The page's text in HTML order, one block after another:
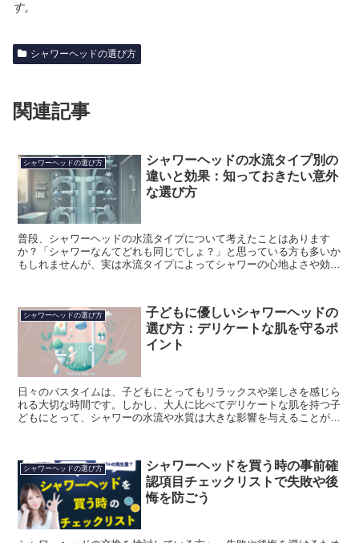
す。
シャワーヘッドの選び方
関連記事
シャワーヘッドの選び方
シャワーヘッドの水流タイプ別の
違いと効果：知っておきたい意外
な選び方
普段、シャワーヘッドの水流タイプについて考えたことはあります
か？「シャワーなんてどれも同じでしょ？」と思っている方も多いか
もしれませんが、実は水流タイプによってシャワーの心地よさや効果
シャワーヘッドの選び方
子どもに優しいシャワーヘッドの
選び方：デリケートな肌を守るポ
イント
日々のバスタイムは、子どもにとってもリラックスや楽しさを感じら
れる大切な時間です。しかし、大人に比べてデリケートな肌を持つ子
どもにとって、シャワーの水流や水質は大きな影響を与えることがあ
シャワーヘッドの選び方
シャワーヘッドを買う時の事前確
認項目チェックリストで失敗や後
悔を防ごう